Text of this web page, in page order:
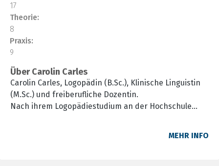
17
Theorie:
8
Praxis:
9
Über Carolin Carles
Carolin Carles, Logopädin (B.Sc.), Klinische Linguistin
(M.Sc.) und freiberufliche Dozentin.
Nach ihrem Logopädiestudium an der Hochschule
praktische Erfahrungen in einer logopädischen Praxis
MEHR INFO